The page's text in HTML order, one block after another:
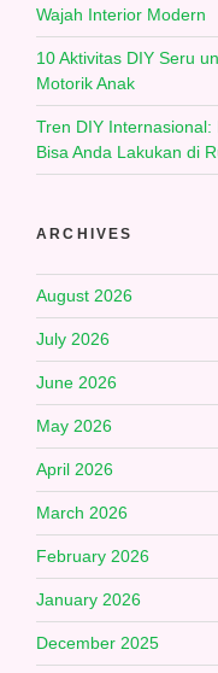
Wajah Interior Modern
10 Aktivitas DIY Seru
Motorik Anak
Tren DIY
Bisa Anda Lakukan di
ARCHIVES
August 2026
July 2026
June 2026
May 2026
April 2026
March 2026
February 2026
January 2026
December 2025